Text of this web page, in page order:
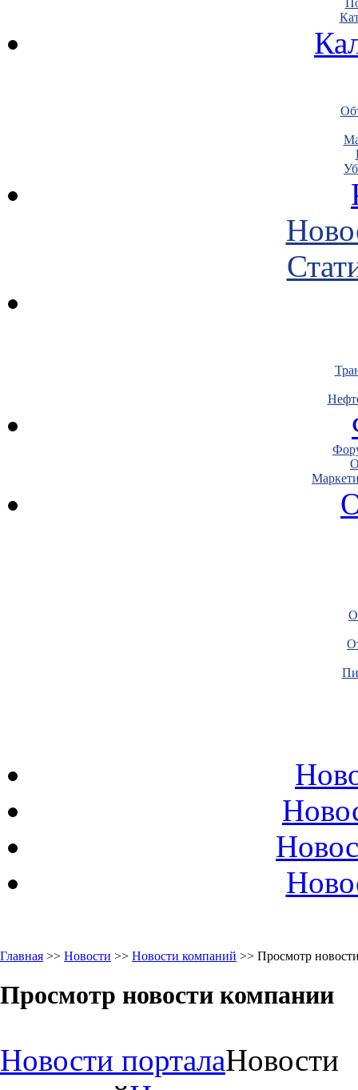
Главная >> Новости >> Новости компаний >> Просмотр
Просмотр новости компании
Новости порталаНовости